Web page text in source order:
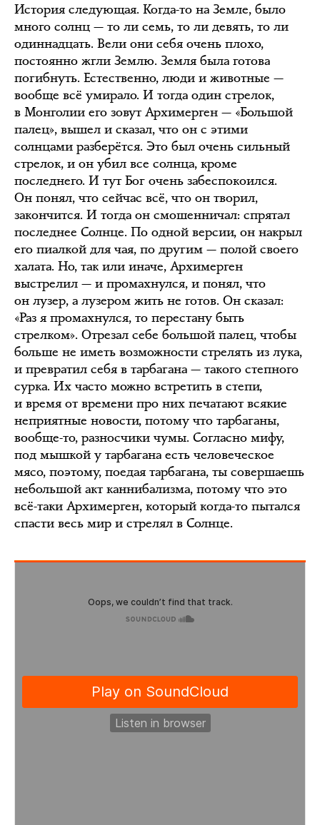
История следующая. Когда-то на Земле, было
много солнц — то ли семь, то ли девять, то ли
одиннадцать. Вели они себя очень плохо,
постоянно жгли Землю. Земля была готова
погибнуть. Естественно, люди и животные —
вообще всё умирало. И тогда один стрелок,
в Монголии его зовут Архимерген — «Большой
палец», вышел и сказал, что он с этими
солнцами разберётся. Это был очень сильный
стрелок, и он убил все солнца, кроме
последнего. И тут Бог очень забеспокоился.
Он понял, что сейчас всё, что он творил,
закончится. И тогда он смошенничал: спрятал
последнее Солнце. По одной версии, он накрыл
его пиалкой для чая, по другим — полой своего
халата. Но, так или иначе, Архимерген
выстрелил — и промахнулся, и понял, что
он лузер, а лузером жить не готов. Он сказал:
«Раз я промахнулся, то перестану быть
стрелком». Отрезал себе большой палец, чтобы
больше не иметь возможности стрелять из лука,
и превратил себя в тарбагана — такого степного
сурка. Их часто можно встретить в степи,
и время от времени про них печатают всякие
неприятные новости, потому что тарбаганы,
вообще-то, разносчики чумы. Согласно мифу,
под мышкой у тарбагана есть человеческое
мясо, поэтому, поедая тарбагана, ты совершаешь
небольшой акт каннибализма, потому что это
всё-таки Архимерген, который когда-то пытался
спасти весь мир и стрелял в Солнце.